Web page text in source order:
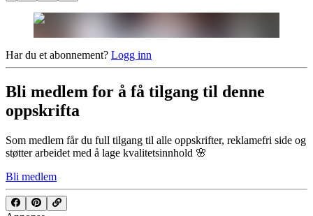
Har du et abonnement? Logg inn
Bli medlem for å få tilgang til denne
oppskrifta
Som medlem får du full tilgang til alle oppskrifter, reklamefri side og
støtter arbeidet med å lage kvalitetsinnhold 🌸
Bli medlem